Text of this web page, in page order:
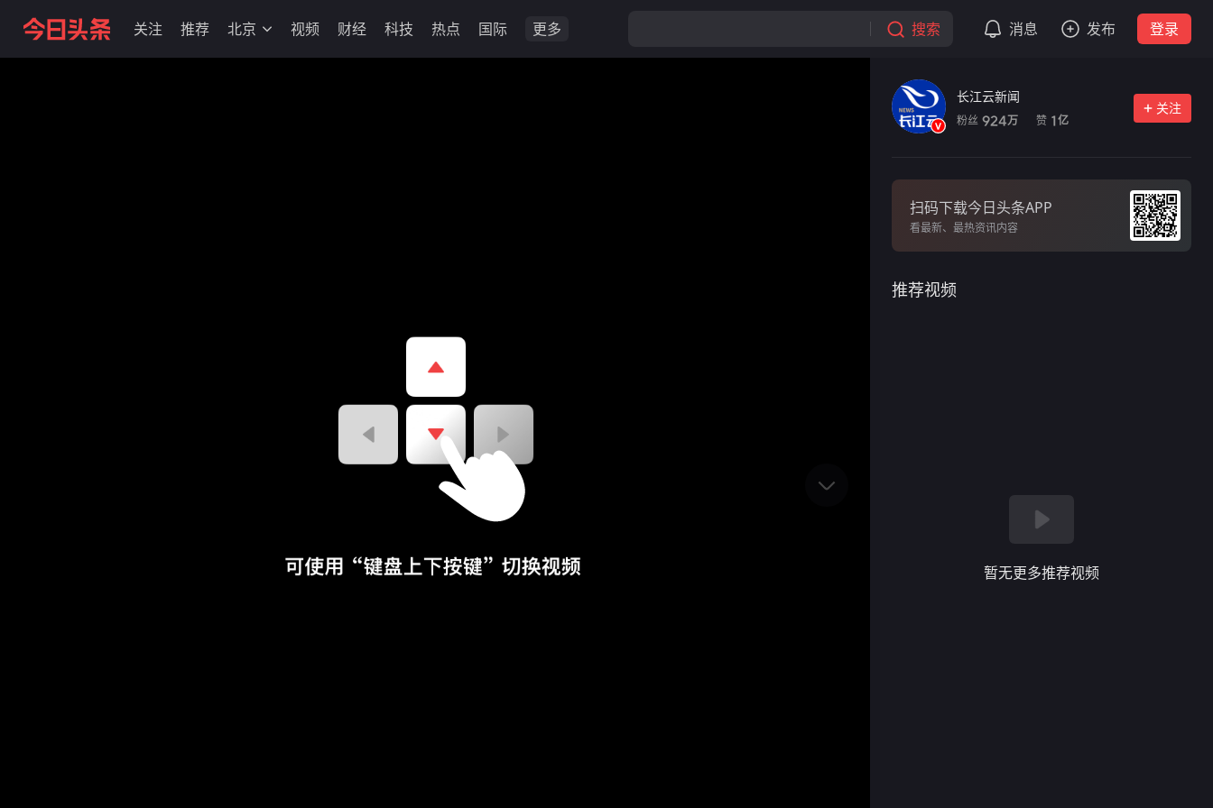
关注 推荐 北京 视频 财经 科技 热点 国际 更多 搜索 消息 发布 登录
长江云新闻
粉丝 924万 赞 1亿
关注
扫码下载今日头条APP
看最新、最热资讯内容
推荐视频
暂无更多推荐视频